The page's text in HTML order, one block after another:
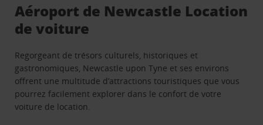
Aéroport de Newcastle Location
de voiture
Regorgeant de trésors culturels, historiques et
gastronomiques, Newcastle upon Tyne et ses environs
offrent une multitude d’attractions touristiques que vous
pourrez facilement explorer dans le confort de votre
voiture de location.